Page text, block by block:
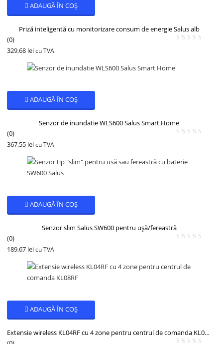
ADAUGĂ ÎN COȘ
Priză inteligentă cu monitorizare consum de energie Salus alb
(0)
329,68 lei cu TVA
ADAUGĂ ÎN COȘ
Senzor de inundatie WLS600 Salus Smart Home
(0)
367,55 lei cu TVA
ADAUGĂ ÎN COȘ
Senzor slim Salus SW600 pentru ușă/fereastră
(0)
189,67 lei cu TVA
ADAUGĂ ÎN COȘ
Extensie wireless KL04RF cu 4 zone pentru centrul de comanda KL08RF